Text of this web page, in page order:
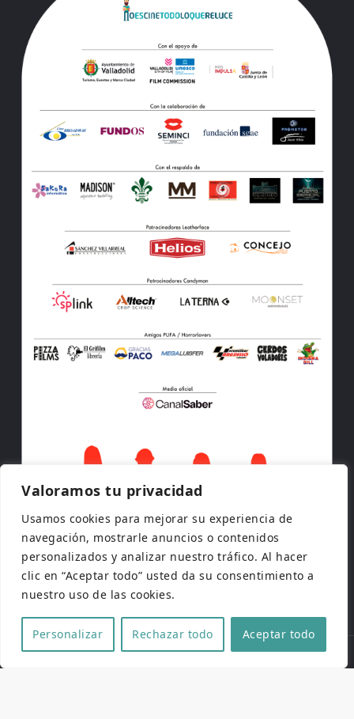
Valoramos tu privacidad
Usamos cookies para mejorar su experiencia de
navegación, mostrarle anuncios o contenidos
personalizados y analizar nuestro tráfico. Al hacer
clic en “Aceptar todo” usted da su consentimiento a
nuestro uso de las cookies.
Personalizar Rechazar todo Aceptar todo